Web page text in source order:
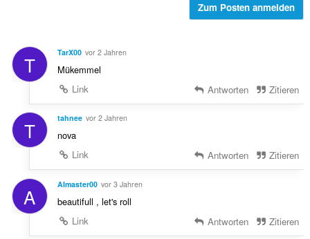
Zum Posten anmelden
T TarX00 vor 2 Jahren
Mükemmel
Link
Antworten Zitieren
T tahnee vor 2 Jahren
nova
Link
Antworten Zitieren
A AImaster00 vor 3 Jahren
beautifull , let's roll
Link
Antworten Zitieren